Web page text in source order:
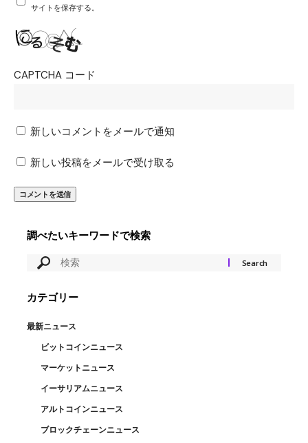
サイトを保存する。
CAPTCHA コード
新しいコメントをメールで通知
新しい投稿をメールで受け取る
調べたいキーワードで検索
カテゴリー
最新ニュース
ビットコインニュース
マーケットニュース
イーサリアムニュース
アルトコインニュース
ブロックチェーンニュース